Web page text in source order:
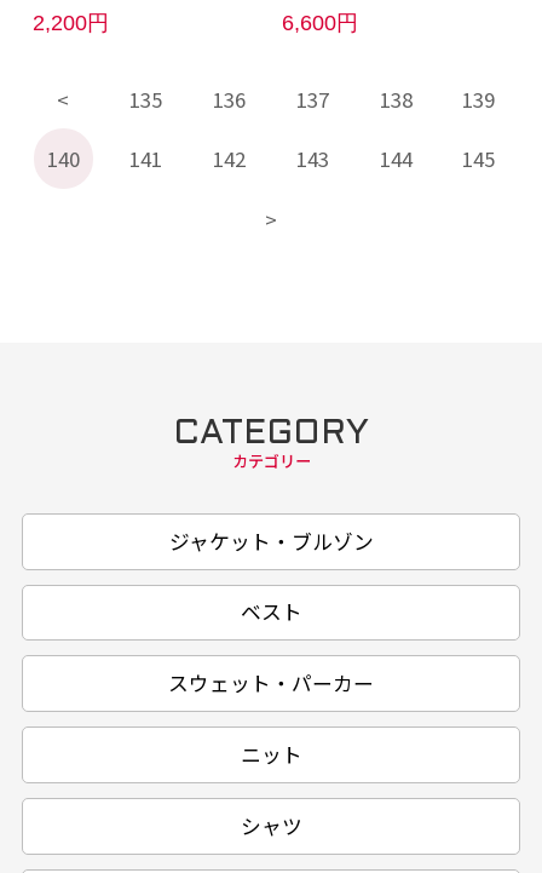
2,200円 6,600円
135 136 137 138 139
140 141 142 143 144 145
CATEGORY
カテゴリー
ジャケット・ブルゾン
ベスト
スウェット・パーカー
ニット
シャツ